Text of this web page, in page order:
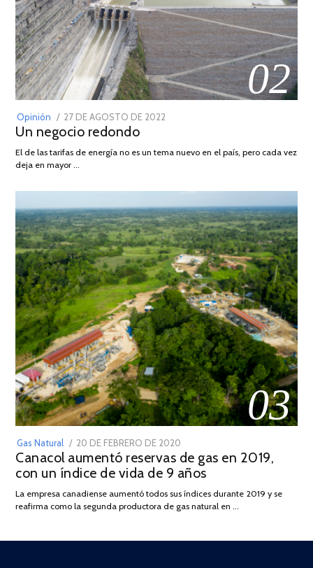
02
Opinión
POSTED
ON
27 DE AGOSTO DE 2022
DE
Un negocio redondo
El de las tarifas de energía no es un tema nuevo en el país, pero cada vez
deja en mayor …
03
Gas Natural
POSTED
ON
20 DE FEBRERO DE 2020
DE
JULIO
2025
Canacol aumentó reservas de gas en 2019,
con un índice de vida de 9 años
La empresa canadiense aumentó todos sus índices durante 2019 y se
reafirma como la segunda productora de gas natural en …